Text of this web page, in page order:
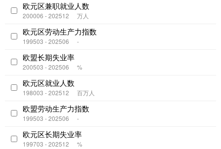
欧元区兼职就业人数
200006 - 202512 万人
欧元区劳动生产力指数
199503 - 202506 -
欧盟长期失业率
200503 - 202506 %
欧元区就业人数
198003 - 202512 百万人
欧盟劳动生产力指数
199503 - 202506 -
欧元区长期失业率
199703 - 202512 %